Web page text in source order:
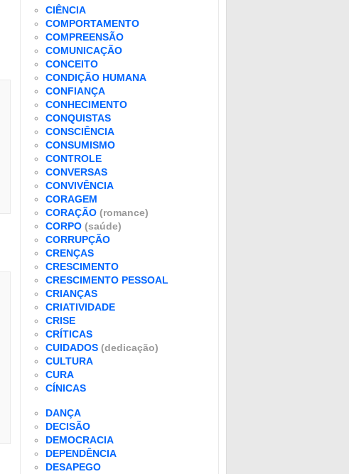
CIÊNCIA
COMPORTAMENTO
COMPREENSÃO
COMUNICAÇÃO
CONCEITO
CONDIÇÃO HUMANA
CONFIANÇA
CONHECIMENTO
CONQUISTAS
CONSCIÊNCIA
CONSUMISMO
CONTROLE
CONVERSAS
CONVIVÊNCIA
CORAGEM
CORAÇÃO (romance)
CORPO (saúde)
CORRUPÇÃO
CRENÇAS
CRESCIMENTO
CRESCIMENTO PESSOAL
CRIANÇAS
CRIATIVIDADE
CRISE
CRÍTICAS
CUIDADOS (dedicação)
CULTURA
CURA
CÍNICAS
DANÇA
DECISÃO
DEMOCRACIA
DEPENDÊNCIA
DESAPEGO